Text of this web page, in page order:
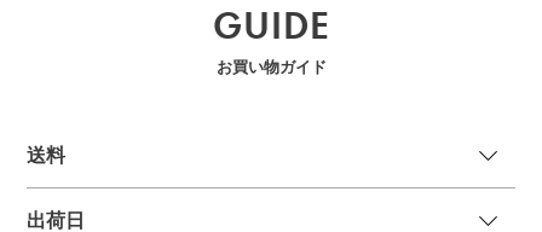
GUIDE
お買い物ガイド
送料
出荷日